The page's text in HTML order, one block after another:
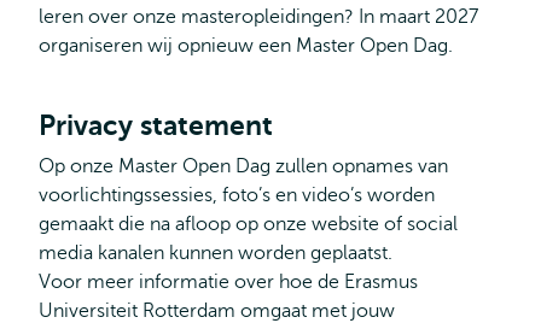
leren over onze masteropleidingen? In maart 2027
organiseren wij opnieuw een Master Open Dag.
Privacy statement
Op onze Master Open Dag zullen opnames van
voorlichtingssessies, foto’s en video’s worden
gemaakt die na afloop op onze website of social
media kanalen kunnen worden geplaatst.
Voor meer informatie over hoe de Erasmus
Universiteit Rotterdam omgaat met jouw